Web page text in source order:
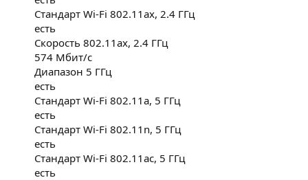
Стандарт Wi-Fi 802.11ax, 2.4 ГГц
есть
Скорость 802.11ax, 2.4 ГГц
574 Мбит/с
Диапазон 5 ГГц
есть
Стандарт Wi-Fi 802.11a, 5 ГГц
есть
Стандарт Wi-Fi 802.11n, 5 ГГц
есть
Стандарт Wi-Fi 802.11ac, 5 ГГц
есть